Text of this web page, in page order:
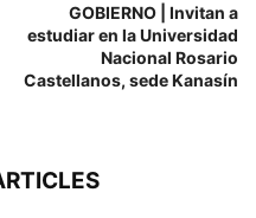
GOBIERNO | Invitan a
estudiar en la Universidad
Nacional Rosario
Castellanos, sede Kanasín